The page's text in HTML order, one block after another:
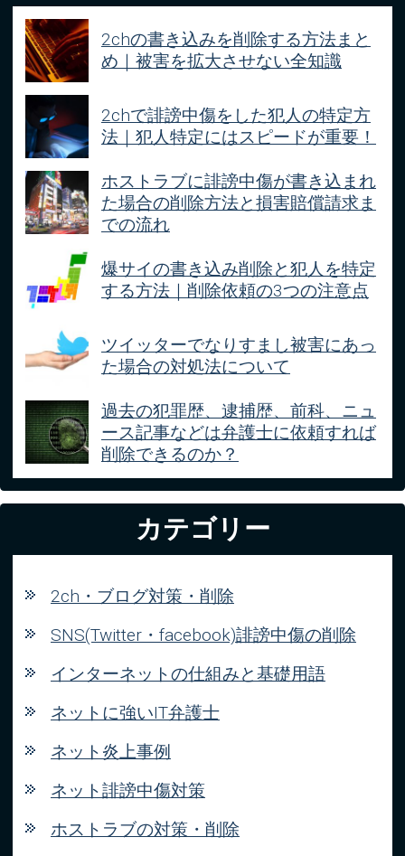
2chの書き込みを削除する方法まと
め｜被害を拡大させない全知識
2chで誹謗中傷をした犯人の特定方
法｜犯人特定にはスピードが重要！
ホストラブに誹謗中傷が書き込まれ
た場合の削除方法と損害賠償請求ま
での流れ
爆サイの書き込み削除と犯人を特定
する方法｜削除依頼の3つの注意点
ツイッターでなりすまし被害にあっ
た場合の対処法について
過去の犯罪歴、逮捕歴、前科、ニュ
ース記事などは弁護士に依頼すれば
削除できるのか？
カテゴリー
2ch・ブログ対策・削除
SNS(Twitter・facebook)誹謗中傷の削除
インターネットの仕組みと基礎用語
ネットに強いIT弁護士
ネット炎上事例
ネット誹謗中傷対策
ホストラブの対策・削除